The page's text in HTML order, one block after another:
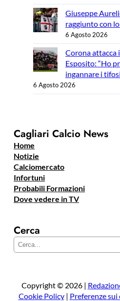
Giuseppe
raggiunto con
6 Agosto 2026
Corona attacca
Esposito: “Ho
ingannare i
6 Agosto 2026
Cagliari Calcio News
Home
Notizie
Calciomercato
Infortuni
Probabili Formazioni
Dove vedere in TV
Cerca
e
a
Copyright © 2026 |
Cookie Policy| Preferenze sui